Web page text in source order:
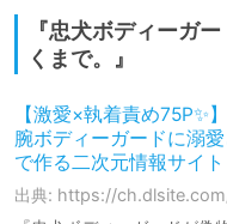
『忠犬ボディーガ
くまで。』
【激愛×執着責め75P✨
腕ボディーガードに溺
で作る二次元情報サイト
出典: https://